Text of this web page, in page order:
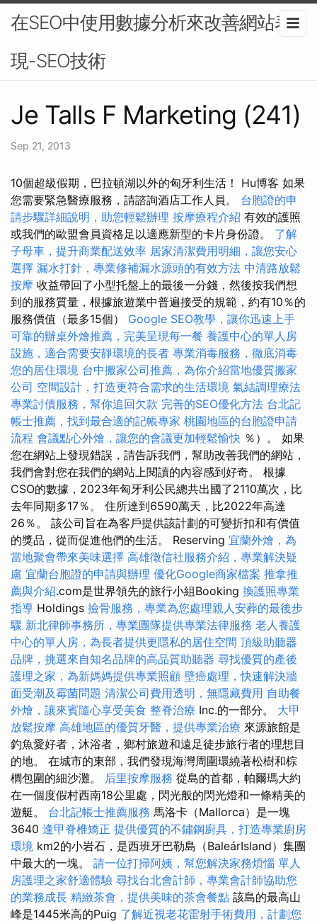
在SEO中使用數據分析來改善網站表
現-SEO技術
Je Talls F Marketing (241)
Sep 21, 2013
10個超級假期，巴拉頓湖以外的匈牙利生活！ Hu博客 如果
您需要緊急醫療服務，請諮詢酒店工作人員。 台胞證的申
請步驟詳細說明，助您輕鬆辦理 按摩療程介紹 有效的護照
或我們的歐盟會員資格足以適應新型的卡片身份證。 了解
子母車，提升商業配送效率 居家清潔費用明細，讓您安心
選擇 漏水打針，專業修補漏水源頭的有效方法 中清路放鬆
按摩 收益帶回了小型托盤上的最後一分錢，然後按我們想
到的服務質量，根據旅遊業中普遍接受的規範，約有10％的
服務價值（最多15個） Google SEO教學，讓你迅速上手
可靠的辦桌外燴推薦，完美呈現每一餐 養護中心的單人房
設施，適合需要安靜環境的長者 專業消毒服務，徹底消毒
您的居住環境 台中搬家公司推薦，為你介紹當地優質搬家
公司 空間設計，打造更符合需求的生活環境 氣結調理療法
專業討債服務，幫你追回欠款 完善的SEO優化方法 台北記
帳士推薦，找到最合適的記帳專家 桃園地區的台胞證申請
流程 會議點心外燴，讓您的會議更加輕鬆愉快 ％）。 如果
您在網站上發現錯誤，請告訴我們，幫助改善我們的網站，
我們會對您在我們的網站上閱讀的內容感到好奇。 根據
CSO的數據，2023年匈牙利公民總共出國了2110萬次，比
去年同期多17％。 住所達到6590萬天，比2022年高達
26％。 該公司旨在為客戶提供該計劃的可變折扣和有價值
的獎品，從而促進他們的生活。 Reserving 宜蘭外燴，為
當地聚會帶來美味選擇 高雄徵信社服務介紹，專業解決疑
慮 宜蘭台胞證的申請與辦理 優化Google商家檔案 推拿推
薦與介紹.com是世界領先的旅行小組Booking 換護照專業
指導 Holdings 撿骨服務，專業為您處理親人安葬的最後步
驟 新北律師事務所，專業團隊提供專業法律服務 老人養護
中心的單人房，為長者提供更隱私的居住空間 頂級助聽器
品牌，挑選來自知名品牌的高品質助聽器 尋找優質的產後
護理之家，為新媽媽提供專業照顧 壁癌處理，快速解決牆
面受潮及霉菌問題 清潔公司費用透明，無隱藏費用 自助餐
外燴，讓來賓隨心享受美食 整脊治療 Inc.的一部分。 大甲
放鬆按摩 高雄地區的優質牙醫，提供專業治療 來源旅館是
釣魚愛好者，沐浴者，鄉村旅遊和遠足徒步旅行者的理想目
的地。 在城市的東部，我們發現海灣周圍環繞著松樹和棕
櫚包圍的細沙灘。 后里按摩服務 從島的首都，帕爾瑪大約
在一個度假村西南18公里處，閃光般的閃光燈和一條精美的
遊艇。 台北記帳士推薦服務 馬洛卡（Mallorca）是一塊
3640 逢甲脊椎矯正 提供優質的不鏽鋼廚具，打造專業廚房
環境 km2的小岩石，是西班牙巴勒島（BaleárIsland）集團
中最大的一塊。 請一位打掃阿姨，幫您解決家務煩惱 單人
房護理之家舒適體驗 尋找台北會計師，專業會計師協助您
的業務成長 精緻茶會，提供美味的茶會餐點 該島的最高山
峰是1445米高的Puig 了解近視老花雷射手術費用，計劃您